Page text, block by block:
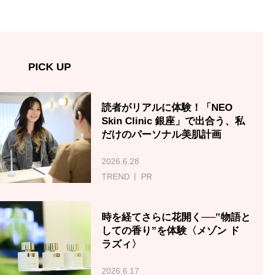
PICK UP
読者がリアルに体験！「NEO
Skin Clinic 銀座」で出合う、私
だけのパーソナル美肌計画
2026.6.28
TREND
PR
時を経てさらに花開く──‟物語と
しての香り”を体験〈メゾン ド
ラズィ〉
2026.6.17